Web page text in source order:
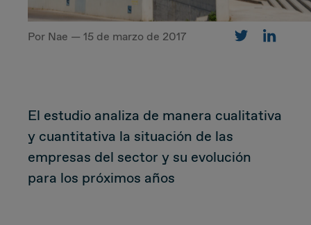
CUSTOMER
Marketing Strategy
Sales Strategy
Por Nae — 15 de marzo de 2017
El estudio analiza de manera cualitativa
y cuantitativa la situación de las
empresas del sector y su evolución
para los próximos años